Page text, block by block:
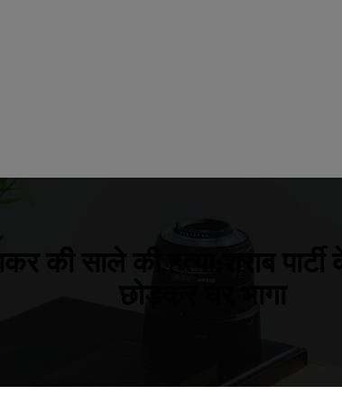
की साले की हत्या:शराब